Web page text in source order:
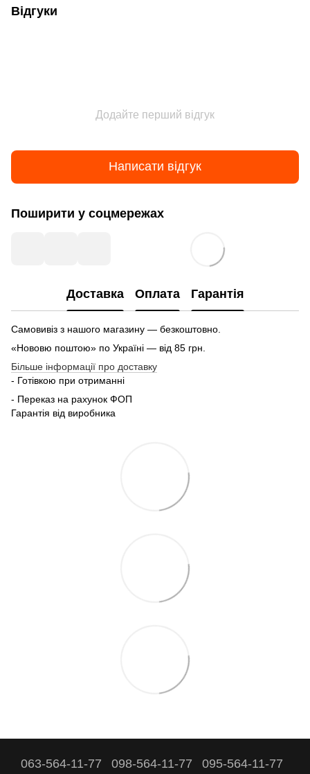
Відгуки
Додайте перший відгук
Написати відгук
Поширити у соцмережах
Доставка Оплата Гарантія
Самовивіз з нашого магазину — безкоштовно.
«Нововю поштою» по Україні — від 85 грн.
Більше інформації про доставку
- Готівкою при отриманні
- Переказ на рахунок ФОП
Гарантія від виробника
063-564-11-77 098-564-11-77 095-564-11-77